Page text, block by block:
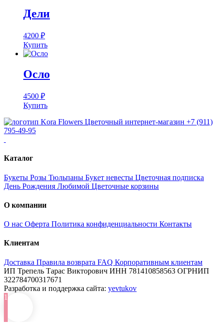
Дели
4200 ₽
Купить
Осло
4500 ₽
Купить
Цветочный интернет-магазин +7 (911)
795-49-95
Каталог
Букеты Розы Тюльпаны Букет невесты Цветочная подписка
День Рождения Любимой Цветочные корзины
О компании
О нас Оферта Политика конфиденциальности Контакты
Клиентам
Доставка Правила возврата FAQ Корпоративным клиентам
ИП Трепель Тарас Викторович ИНН 781410858563 ОГРНИП
322784700317671
Разработка и поддержка сайта: yevtukov
1